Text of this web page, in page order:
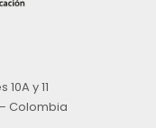
y 11
Colombia